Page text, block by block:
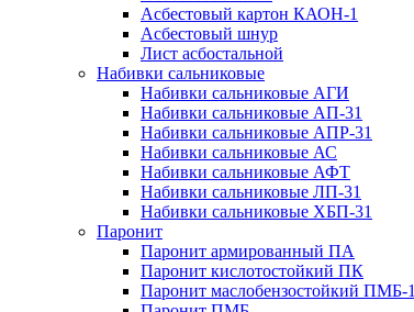
Асбестовый картон КАОН-1
Асбестовый шнур
Лист асбостальной
Набивки сальниковые
Набивки сальниковые АГИ
Набивки сальниковые АП-31
Набивки сальниковые АПР-31
Набивки сальниковые АС
Набивки сальниковые АФТ
Набивки сальниковые ЛП-31
Набивки сальниковые ХБП-31
Паронит
Паронит армированный ПА
Паронит кислотостойкий ПК
Паронит маслобензостойкий ПМБ-1